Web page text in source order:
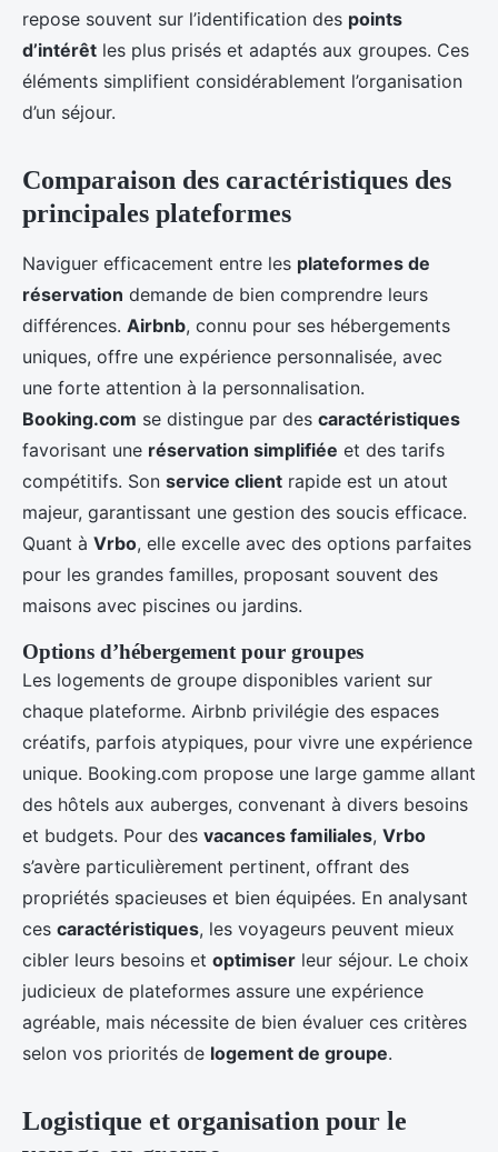
repose souvent sur l’identification des points
d’intérêt les plus prisés et adaptés aux groupes. Ces
éléments simplifient considérablement l’organisation
d’un séjour.
Comparaison des caractéristiques des
principales plateformes
Naviguer efficacement entre les plateformes de
réservation demande de bien comprendre leurs
différences. Airbnb, connu pour ses hébergements
uniques, offre une expérience personnalisée, avec
une forte attention à la personnalisation.
Booking.com se distingue par des caractéristiques
favorisant une réservation simplifiée et des tarifs
compétitifs. Son service client rapide est un atout
majeur, garantissant une gestion des soucis efficace.
Quant à Vrbo, elle excelle avec des options parfaites
pour les grandes familles, proposant souvent des
maisons avec piscines ou jardins.
Options d’hébergement pour groupes
Les logements de groupe disponibles varient sur
chaque plateforme. Airbnb privilégie des espaces
créatifs, parfois atypiques, pour vivre une expérience
unique. Booking.com propose une large gamme allant
des hôtels aux auberges, convenant à divers besoins
et budgets. Pour des vacances familiales, Vrbo
s’avère particulièrement pertinent, offrant des
propriétés spacieuses et bien équipées. En analysant
ces caractéristiques, les voyageurs peuvent mieux
cibler leurs besoins et optimiser leur séjour. Le choix
judicieux de plateformes assure une expérience
agréable, mais nécessite de bien évaluer ces critères
selon vos priorités de logement de groupe.
Logistique et organisation pour le